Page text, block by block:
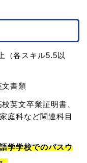
（各スキル5.5以
文書類
英文卒業証明書、
庭科など関連科目
学学校でのパスウ